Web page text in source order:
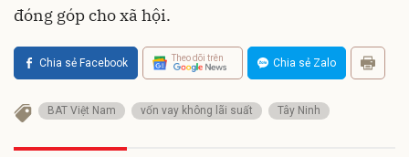
đóng góp cho xã hội.
Chia sẻ Facebook Theo dõi trên Chia sẻ Zalo
BAT Việt Nam vốn vay không lãi suất Tây Ninh